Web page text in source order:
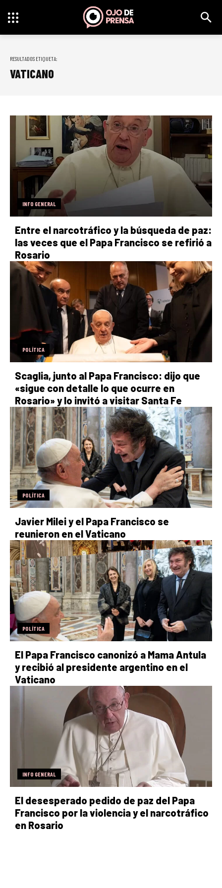
RESULTADOS ETIQUETA:
VATICANO
INFO GENERAL
Entre el narcotráfico y la búsqueda de paz:
las veces que el Papa Francisco se refirió a
Rosario
POLÍTICA
Scaglia, junto al Papa Francisco: dijo que
«sigue con detalle lo que ocurre en
Rosario» y lo invitó a visitar Santa Fe
POLÍTICA
Javier Milei y el Papa Francisco se
reunieron en el Vaticano
POLÍTICA
El Papa Francisco canonizó a Mama Antula
y recibió al presidente argentino en el
Vaticano
INFO GENERAL
El desesperado pedido de paz del Papa
Francisco por la violencia y el narcotráfico
en Rosario